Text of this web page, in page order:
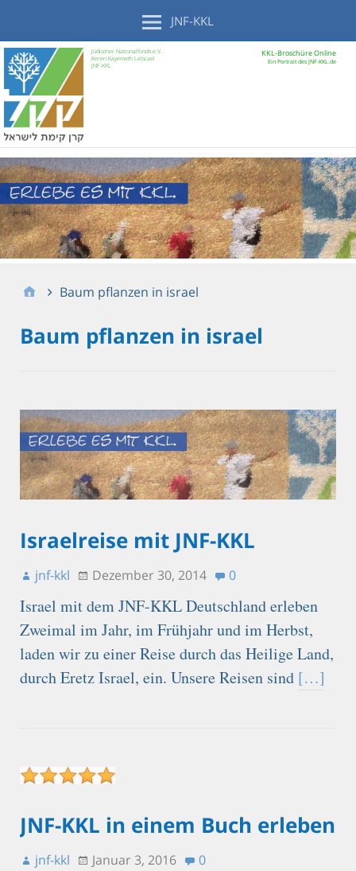
JNF-KKL
Jüdischer Nationalfonds e.V.
Keren Kayemeth LeIsrael
JNF-KKL
KKL-Broschüre Online
Ein Portrait des JNF-KKL.de
Baum pflanzen in israel
Baum pflanzen in israel
Israelreise mit JNF-KKL
jnf-kkl Dezember 30, 2014 0
Israel mit dem JNF-KKL Deutschland erleben
Zweimal im Jahr, im Frühjahr und im Herbst,
laden wir zu einer Reise durch das Heilige Land,
durch Eretz Israel, ein. Unsere Reisen sind […]
JNF-KKL in einem Buch erleben
jnf-kkl Januar 3, 2016 0